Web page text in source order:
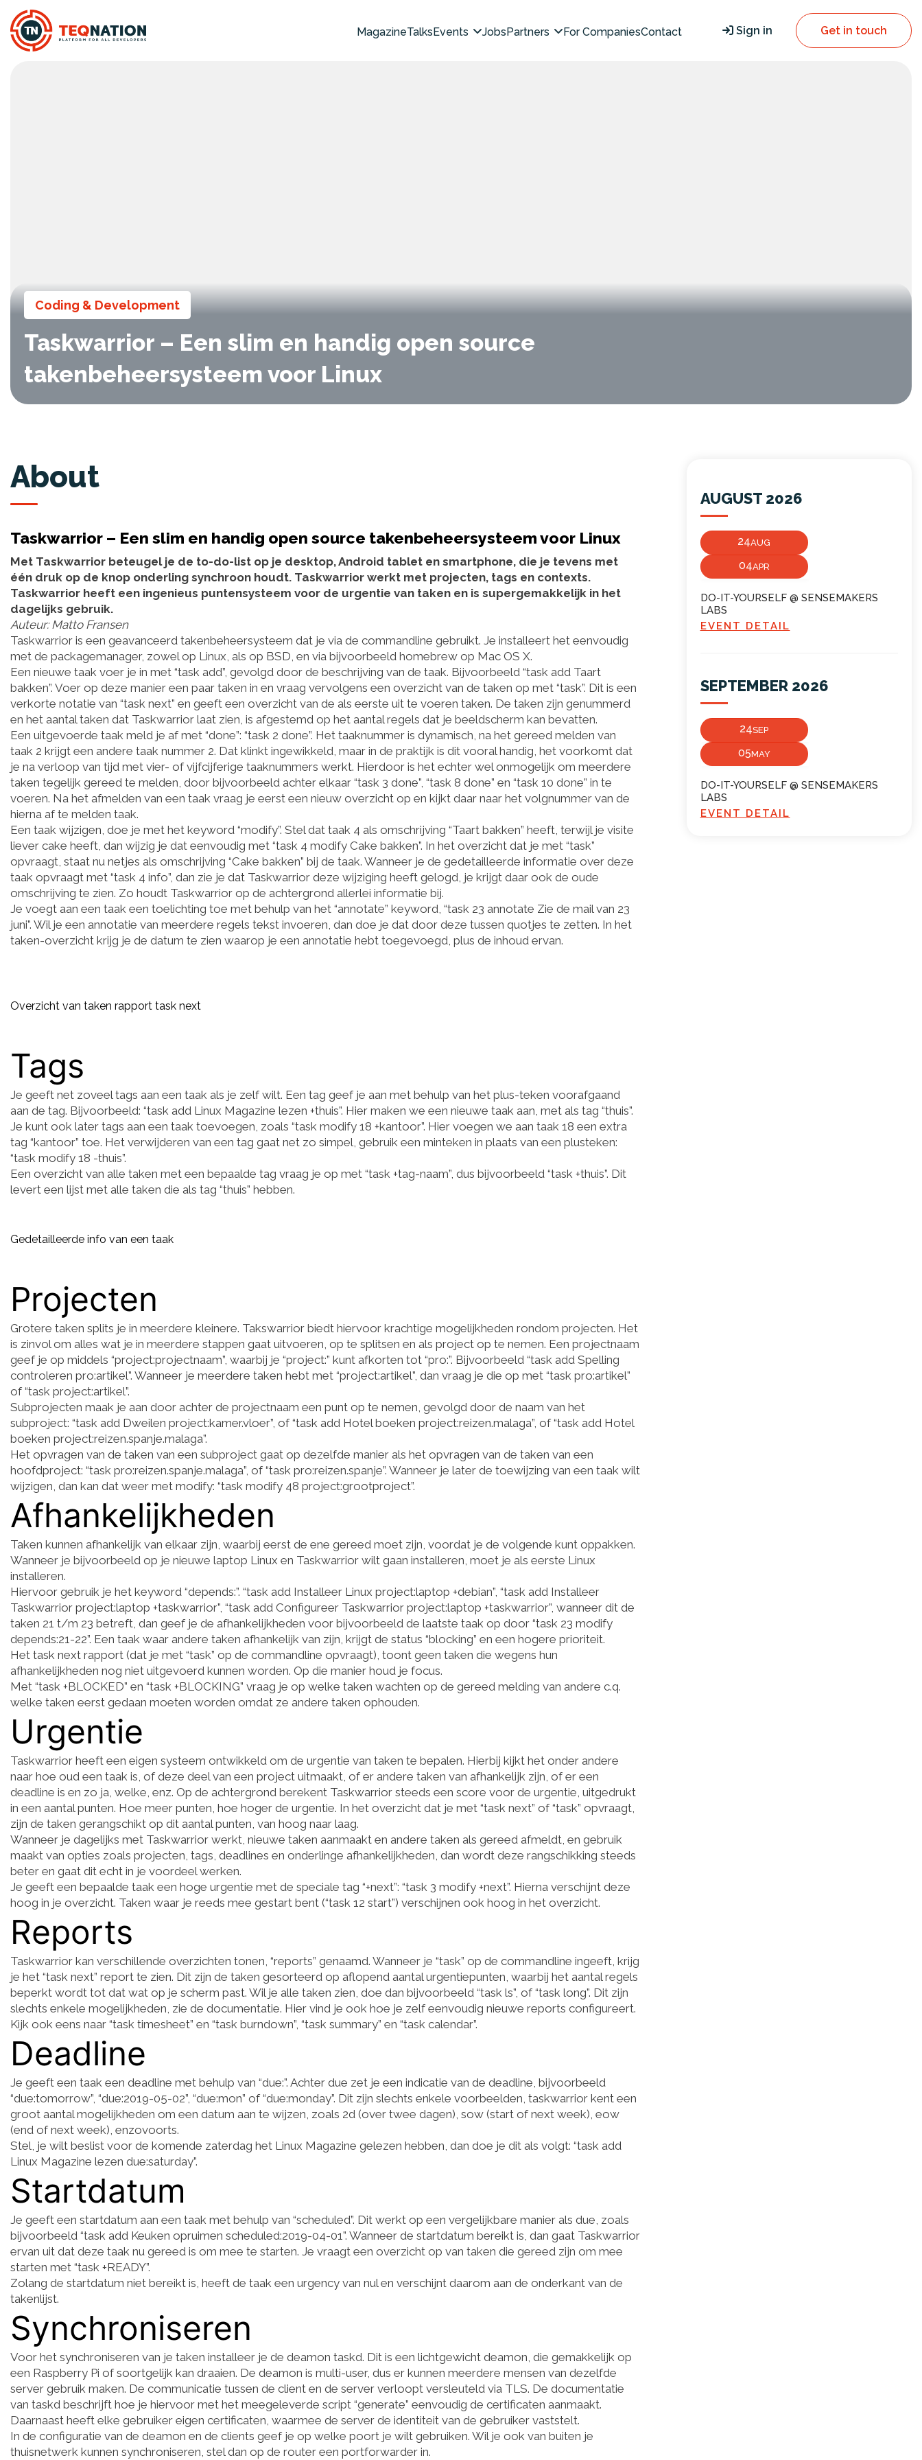
MagazineTalksEvents JobsPartners For CompaniesContact Sign in Get in touch
Coding & Development
Taskwarrior – Een slim en handig open source
takenbeheersysteem voor Linux
About
Taskwarrior – Een slim en handig open source takenbeheersysteem voor Linux
Met Taskwarrior beteugel je de to-do-list op je desktop, Android tablet en smartphone, die je tevens met
één druk op de knop onderling synchroon houdt. Taskwarrior werkt met projecten, tags en contexts.
Taskwarrior heeft een ingenieus puntensysteem voor de urgentie van taken en is supergemakkelijk in het
dagelijks gebruik.
Auteur: Matto Fransen
Taskwarrior is een geavanceerd takenbeheersysteem dat je via de commandline gebruikt. Je installeert het eenvoudig
met de packagemanager, zowel op Linux, als op BSD, en via bijvoorbeeld homebrew op Mac OS X.
Een nieuwe taak voer je in met “task add”, gevolgd door de beschrijving van de taak. Bijvoorbeeld “task add Taart
bakken”. Voer op deze manier een paar taken in en vraag vervolgens een overzicht van de taken op met “task”. Dit is een
verkorte notatie van “task next” en geeft een overzicht van de als eerste uit te voeren taken. De taken zijn genummerd
en het aantal taken dat Taskwarrior laat zien, is afgestemd op het aantal regels dat je beeldscherm kan bevatten.
Een uitgevoerde taak meld je af met “done”: “task 2 done”. Het taaknummer is dynamisch, na het gereed melden van
taak 2 krijgt een andere taak nummer 2. Dat klinkt ingewikkeld, maar in de praktijk is dit vooral handig, het voorkomt dat
je na verloop van tijd met vier- of vijfcijferige taaknummers werkt. Hierdoor is het echter wel onmogelijk om meerdere
taken tegelijk gereed te melden, door bijvoorbeeld achter elkaar “task 3 done”, “task 8 done” en “task 10 done” in te
voeren. Na het afmelden van een taak vraag je eerst een nieuw overzicht op en kijkt daar naar het volgnummer van de
hierna af te melden taak.
Een taak wijzigen, doe je met het keyword “modify”. Stel dat taak 4 als omschrijving “Taart bakken” heeft, terwijl je visite
liever cake heeft, dan wijzig je dat eenvoudig met “task 4 modify Cake bakken”. In het overzicht dat je met “task”
opvraagt, staat nu netjes als omschrijving “Cake bakken” bij de taak. Wanneer je de gedetailleerde informatie over deze
taak opvraagt met “task 4 info”, dan zie je dat Taskwarrior deze wijziging heeft gelogd, je krijgt daar ook de oude
omschrijving te zien. Zo houdt Taskwarrior op de achtergrond allerlei informatie bij.
Je voegt aan een taak een toelichting toe met behulp van het “annotate” keyword, “task 23 annotate Zie de mail van 23
juni”. Wil je een annotatie van meerdere regels tekst invoeren, dan doe je dat door deze tussen quotjes te zetten. In het
taken-overzicht krijg je de datum te zien waarop je een annotatie hebt toegevoegd, plus de inhoud ervan.
Overzicht van taken rapport task next
Tags
Je geeft net zoveel tags aan een taak als je zelf wilt. Een tag geef je aan met behulp van het plus-teken voorafgaand
aan de tag. Bijvoorbeeld: “task add Linux Magazine lezen +thuis”. Hier maken we een nieuwe taak aan, met als tag “thuis”.
Je kunt ook later tags aan een taak toevoegen, zoals “task modify 18 +kantoor”. Hier voegen we aan taak 18 een extra
tag “kantoor” toe. Het verwijderen van een tag gaat net zo simpel, gebruik een minteken in plaats van een plusteken:
“task modify 18 -thuis”.
Een overzicht van alle taken met een bepaalde tag vraag je op met “task +tag-naam”, dus bijvoorbeeld “task +thuis”. Dit
levert een lijst met alle taken die als tag “thuis” hebben.
Gedetailleerde info van een taak
Projecten
Grotere taken splits je in meerdere kleinere. Takswarrior biedt hiervoor krachtige mogelijkheden rondom projecten. Het
is zinvol om alles wat je in meerdere stappen gaat uitvoeren, op te splitsen en als project op te nemen. Een projectnaam
geef je op middels “project:projectnaam”, waarbij je “project:” kunt afkorten tot “pro:”. Bijvoorbeeld “task add Spelling
controleren pro:artikel”. Wanneer je meerdere taken hebt met “project:artikel”, dan vraag je die op met “task pro:artikel”
of “task project:artikel”.
Subprojecten maak je aan door achter de projectnaam een punt op te nemen, gevolgd door de naam van het
subproject: “task add Dweilen project:kamer.vloer”, of “task add Hotel boeken project:reizen.malaga”, of “task add Hotel
boeken project:reizen.spanje.malaga”.
Het opvragen van de taken van een subproject gaat op dezelfde manier als het opvragen van de taken van een
hoofdproject: “task pro:reizen.spanje.malaga”, of “task pro:reizen.spanje”. Wanneer je later de toewijzing van een taak wilt
wijzigen, dan kan dat weer met modify: “task modify 48 project:grootproject”.
Afhankelijkheden
Taken kunnen afhankelijk van elkaar zijn, waarbij eerst de ene gereed moet zijn, voordat je de volgende kunt oppakken.
Wanneer je bijvoorbeeld op je nieuwe laptop Linux en Taskwarrior wilt gaan installeren, moet je als eerste Linux
installeren.
Hiervoor gebruik je het keyword “depends:”. “task add Installeer Linux project:laptop +debian”, “task add Installeer
Taskwarrior project:laptop +taskwarrior”, “task add Configureer Taskwarrior project:laptop +taskwarrior”, wanneer dit de
taken 21 t/m 23 betreft, dan geef je de afhankelijkheden voor bijvoorbeeld de laatste taak op door “task 23 modify
depends:21-22”. Een taak waar andere taken afhankelijk van zijn, krijgt de status “blocking” en een hogere prioriteit.
Het task next rapport (dat je met “task” op de commandline opvraagt), toont geen taken die wegens hun
afhankelijkheden nog niet uitgevoerd kunnen worden. Op die manier houd je focus.
Met “task +BLOCKED” en “task +BLOCKING” vraag je op welke taken wachten op de gereed melding van andere c.q.
welke taken eerst gedaan moeten worden omdat ze andere taken ophouden.
Urgentie
Taskwarrior heeft een eigen systeem ontwikkeld om de urgentie van taken te bepalen. Hierbij kijkt het onder andere
naar hoe oud een taak is, of deze deel van een project uitmaakt, of er andere taken van afhankelijk zijn, of er een
deadline is en zo ja, welke, enz. Op de achtergrond berekent Taskwarrior steeds een score voor de urgentie, uitgedrukt
in een aantal punten. Hoe meer punten, hoe hoger de urgentie. In het overzicht dat je met “task next” of “task” opvraagt,
zijn de taken gerangschikt op dit aantal punten, van hoog naar laag.
Wanneer je dagelijks met Taskwarrior werkt, nieuwe taken aanmaakt en andere taken als gereed afmeldt, en gebruik
maakt van opties zoals projecten, tags, deadlines en onderlinge afhankelijkheden, dan wordt deze rangschikking steeds
beter en gaat dit echt in je voordeel werken.
Je geeft een bepaalde taak een hoge urgentie met de speciale tag “+next”: “task 3 modify +next”. Hierna verschijnt deze
hoog in je overzicht. Taken waar je reeds mee gestart bent (“task 12 start”) verschijnen ook hoog in het overzicht.
Reports
Taskwarrior kan verschillende overzichten tonen, “reports” genaamd. Wanneer je “task” op de commandline ingeeft, krijg
je het “task next” report te zien. Dit zijn de taken gesorteerd op aflopend aantal urgentiepunten, waarbij het aantal regels
beperkt wordt tot dat wat op je scherm past. Wil je alle taken zien, doe dan bijvoorbeeld “task ls”, of “task long”. Dit zijn
slechts enkele mogelijkheden, zie de documentatie. Hier vind je ook hoe je zelf eenvoudig nieuwe reports configureert.
Kijk ook eens naar “task timesheet” en “task burndown”, “task summary” en “task calendar”.
Deadline
Je geeft een taak een deadline met behulp van “due:”. Achter due zet je een indicatie van de deadline, bijvoorbeeld
“due:tomorrow”, “due:2019-05-02”, “due:mon” of “due:monday”. Dit zijn slechts enkele voorbeelden, taskwarrior kent een
groot aantal mogelijkheden om een datum aan te wijzen, zoals 2d (over twee dagen), sow (start of next week), eow
(end of next week), enzovoorts.
Stel, je wilt beslist voor de komende zaterdag het Linux Magazine gelezen hebben, dan doe je dit als volgt: “task add
Linux Magazine lezen due:saturday”.
Startdatum
Je geeft een startdatum aan een taak met behulp van “scheduled”. Dit werkt op een vergelijkbare manier als due, zoals
bijvoorbeeld “task add Keuken opruimen scheduled:2019-04-01”. Wanneer de startdatum bereikt is, dan gaat Taskwarrior
ervan uit dat deze taak nu gereed is om mee te starten. Je vraagt een overzicht op van taken die gereed zijn om mee
starten met “task +READY”.
Zolang de startdatum niet bereikt is, heeft de taak een urgency van nul en verschijnt daarom aan de onderkant van de
takenlijst.
Synchroniseren
Voor het synchroniseren van je taken installeer je de deamon taskd. Dit is een lichtgewicht deamon, die gemakkelijk op
een Raspberry Pi of soortgelijk kan draaien. De deamon is multi-user, dus er kunnen meerdere mensen van dezelfde
server gebruik maken. De communicatie tussen de client en de server verloopt versleuteld via TLS. De documentatie
van taskd beschrijft hoe je hiervoor met het meegeleverde script “generate” eenvoudig de certificaten aanmaakt.
Daarnaast heeft elke gebruiker eigen certificaten, waarmee de server de identiteit van de gebruiker vaststelt.
In de configuratie van de deamon en de clients geef je op welke poort je wilt gebruiken. Wil je ook van buiten je
thuisnetwerk kunnen synchroniseren, stel dan op de router een portforwarder in.
AUGUST 2026
24AUG
04APR
DO-IT-YOURSELF @ SENSEMAKERS
LABS
EVENT DETAIL
SEPTEMBER 2026
24SEP
05MAY
DO-IT-YOURSELF @ SENSEMAKERS
LABS
EVENT DETAIL